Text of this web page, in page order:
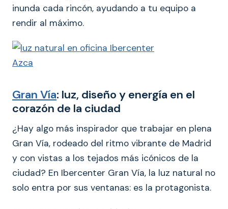
inunda cada rincón, ayudando a tu equipo a
rendir al máximo.
Gran Vía: luz, diseño y energía en el
corazón de la ciudad
¿Hay algo más inspirador que trabajar en plena
Gran Vía, rodeado del ritmo vibrante de Madrid
y con vistas a los tejados más icónicos de la
ciudad? En Ibercenter Gran Vía, la luz natural no
solo entra por sus ventanas: es la protagonista.